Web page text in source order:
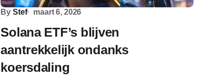
By Stef maart 6, 2026
Solana ETF’s blijven
aantrekkelijk ondanks
koersdaling